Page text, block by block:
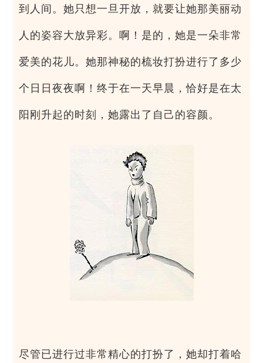
到人间。她只想一旦开放，就要让她那美丽动
人的姿容大放异彩。啊！是的，她是一朵非常
爱美的花儿。她那神秘的梳妆打扮进行了多少
个日日夜夜啊！终于在一天早晨，恰好是在太
阳刚升起的时刻，她露出了自己的容颜。
尽管已进行过非常精心的打扮了，她却打着哈